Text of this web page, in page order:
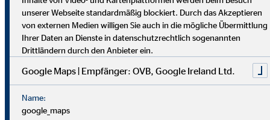
Wissen praktisch an. Nach einer Job-Pause kannst du flexibel
einsteigen, und Finanzprofis finden bei uns neue Chancen.
unserer Webseite standardmäßig blockiert. Durch das Akzeptieren
von externen Medien willigen Sie auch in die mögliche Übermittlung
Ihrer Daten an Dienste in datenschutzrechtlich sogenannten
Drittländern durch den Anbieter ein.
Google Maps | Empfänger: OVB, Google Ireland Ltd.
Name:
google_maps